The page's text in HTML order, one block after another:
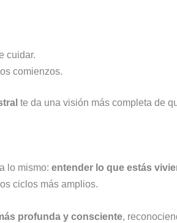
cuidar.
comienzos.
te da una visión más completa de
lo mismo: entender lo que estás
ciclos más amplios.
profunda y consciente,